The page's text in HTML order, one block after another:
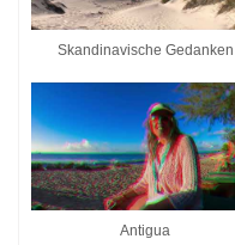
Skandinavische Gedanken
Antigua